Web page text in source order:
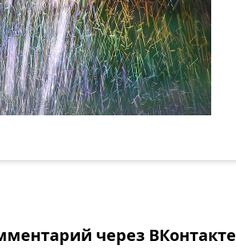
через ВКонтакте